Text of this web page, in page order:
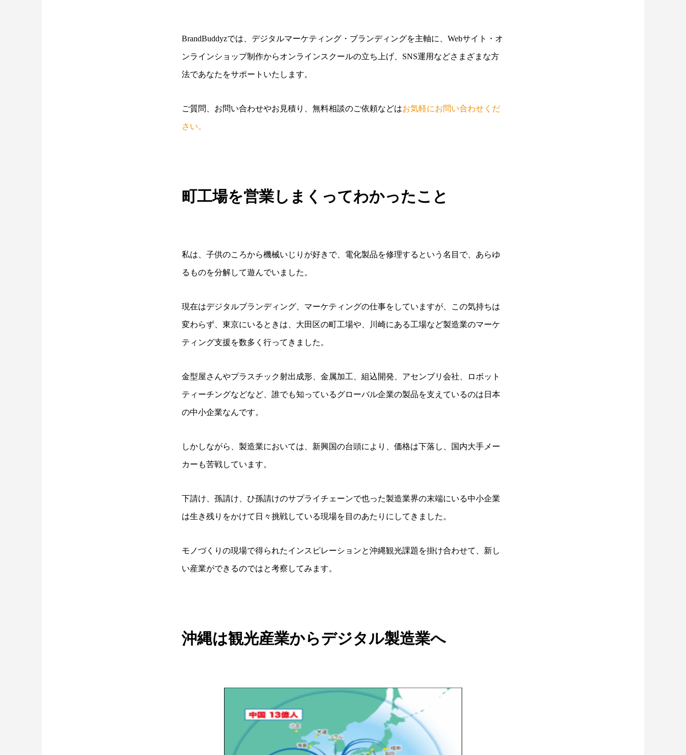
BrandBuddyzでは、デジタルマーケティング・ブランディングを主軸に、Webサイト・オ
ンラインショップ制作からオンラインスクールの立ち上げ、SNS運用などさまざまな方
法であなたをサポートいたします。
ご質問、お問い合わせやお見積り、無料相談のご依頼などはお気軽にお問い合わせくだ
さい。
町工場を営業しまくってわかったこと
私は、子供のころから機械いじりが好きで、電化製品を修理するという名目で、あらゆ
るものを分解して遊んでいました。
現在はデジタルブランディング、マーケティングの仕事をしていますが、この気持ちは
変わらず、東京にいるときは、大田区の町工場や、川崎にある工場など製造業のマーケ
ティング支援を数多く行ってきました。
金型屋さんやプラスチック射出成形、金属加工、組込開発、アセンブリ会社、ロボット
ティーチングなどなど、誰でも知っているグローバル企業の製品を支えているのは日本
の中小企業なんです。
しかしながら、製造業においては、新興国の台頭により、価格は下落し、国内大手メー
カーも苦戦しています。
下請け、孫請け、ひ孫請けのサプライチェーンで也った製造業界の末端にいる中小企業
は生き残りをかけて日々挑戦している現場を目のあたりにしてきました。
モノづくりの現場で得られたインスピレーションと沖縄観光課題を掛け合わせて、新し
い産業ができるのではと考察してみます。
沖縄は観光産業からデジタル製造業へ